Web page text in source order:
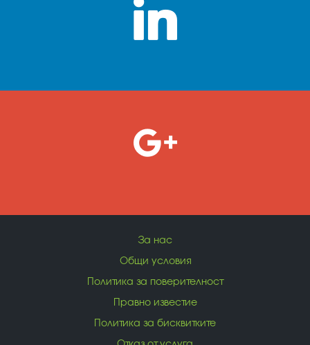
За нас
Общи условия
Политика за поверителност
Правно известие
Политика за бисквитките